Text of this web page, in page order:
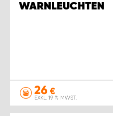
WARNLEUCHTEN
26 €
EXKL. 19 % MWST.